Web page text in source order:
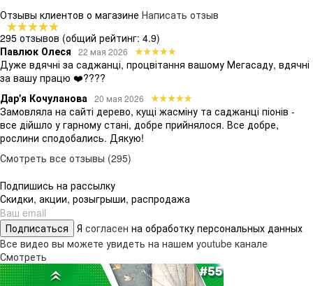
Отзывы клиентов о магазине Написать отзыв
295 отзывов (общий рейтинг: 4.9)
Павлюк Олеся
22 мая 2026
Дуже вдячні за саджанці, процвітання вашому Мегасаду, вдячні
за вашу працю ❤️????
Дар'я Кочуланова
20 мая 2026
Замовляла на сайті дерево, кущі жасміну та саджанці піонів -
все дійшло у гарному стані, добре прийнялося. Все добре,
рослини сподобались. Дякую!
Смотреть все отзывы (295)
Подпишись на рассылку
Скидки, акции, розыгрыши, распродажа
Подписаться Я согласен на обработку персональных данных
Все видео вы можете увидеть на нашем youtube канале
Смотреть